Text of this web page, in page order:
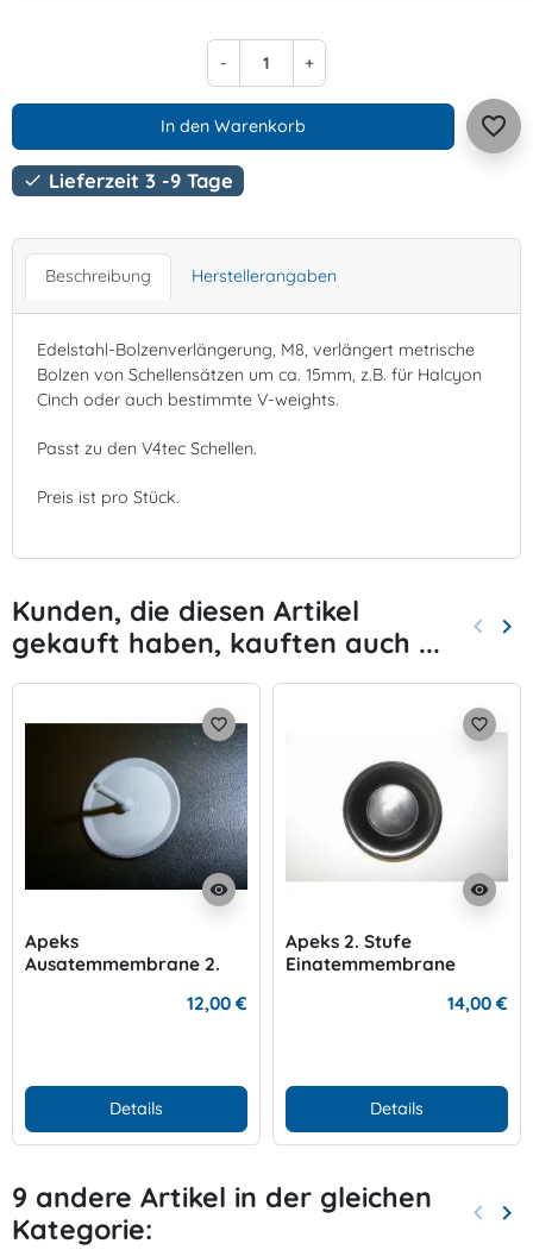
- +
In den Warenkorb favorite_border
 Lieferzeit 3 -9 Tage
Beschreibung Herstellerangaben
Edelstahl-Bolzenverlängerung, M8, verlängert metrische
Bolzen von Schellensätzen um ca. 15mm, z.B. für Halcyon
Cinch oder auch bestimmte V-weights.
Passt zu den V4tec Schellen.
Preis ist pro Stück.
Kunden, die diesen Artikel
gekauft haben, kauften auch ...
Zurück
keyboard_arrow_left keyboard_arrow_right
visibility
favorite_border
Apeks
Ausatemmembrane 2.
12,00 €
Details
visibility
favorite_border
Apeks 2. Stufe
Einatemmembrane
14,00 €
Details
9 andere Artikel in der gleichen
Kategorie:
Zurück
keyboard_arrow_left keyboard_arrow_right